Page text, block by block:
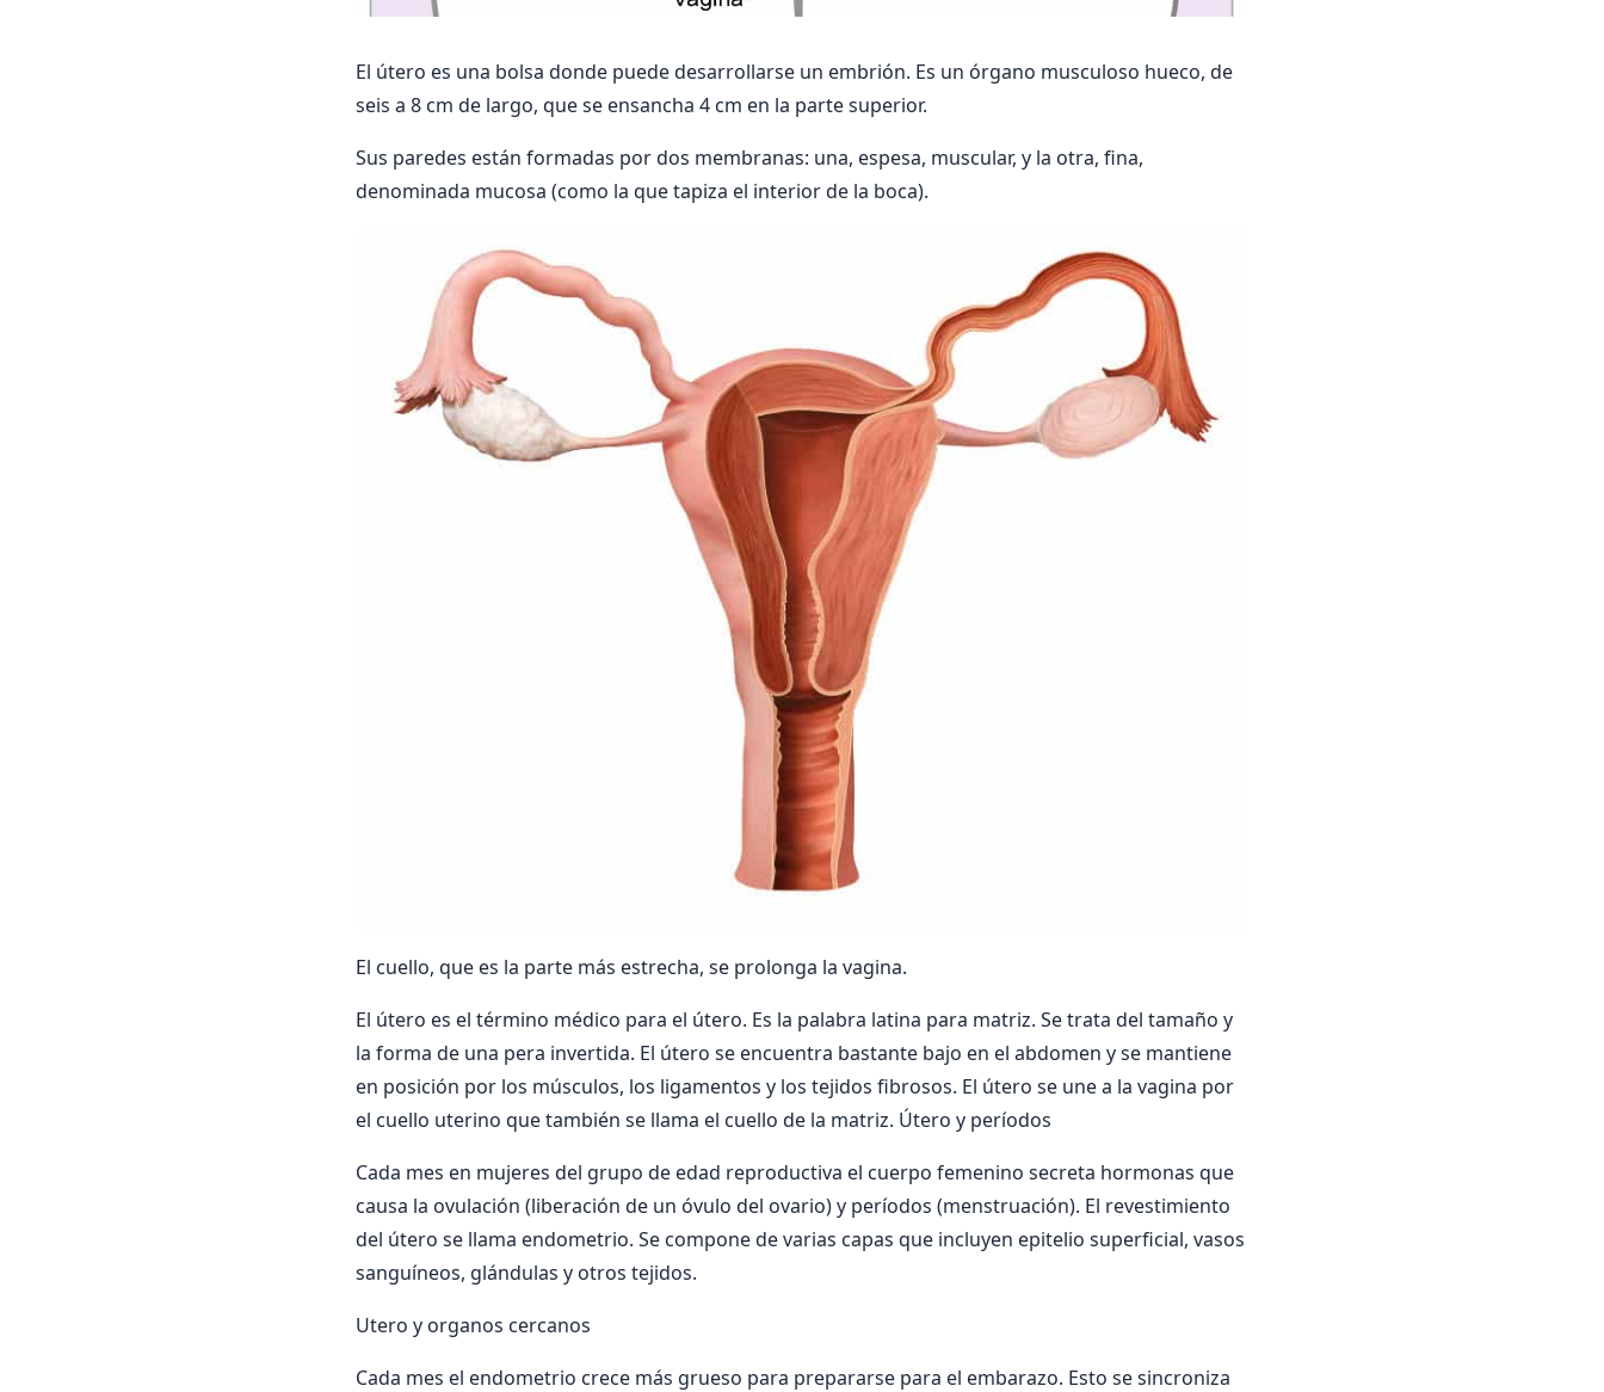
El útero es una bolsa donde puede desarrollarse un embrión. Es un órgano musculoso hueco, de
seis a 8 cm de largo, que se ensancha 4 cm en la parte superior.
Sus paredes están formadas por dos membranas: una, espesa, muscular, y la otra, fina,
denominada mucosa (como la que tapiza el interior de la boca).
El cuello, que es la parte más estrecha, se prolonga la vagina.
El útero es el término médico para el útero. Es la palabra latina para matriz. Se trata del tamaño y
la forma de una pera invertida. El útero se encuentra bastante bajo en el abdomen y se mantiene
en posición por los músculos, los ligamentos y los tejidos fibrosos. El útero se une a la vagina por
el cuello uterino que también se llama el cuello de la matriz. Útero y períodos
Cada mes en mujeres del grupo de edad reproductiva el cuerpo femenino secreta hormonas que
causa la ovulación (liberación de un óvulo del ovario) y períodos (menstruación). El revestimiento
del útero se llama endometrio. Se compone de varias capas que incluyen epitelio superficial, vasos
sanguíneos, glándulas y otros tejidos.
Utero y organos cercanos
Cada mes el endometrio crece más grueso para prepararse para el embarazo. Esto se sincroniza